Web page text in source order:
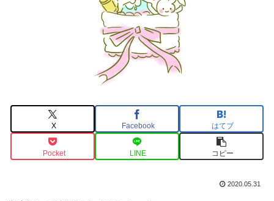
X Facebook はてブ
Pocket LINE コピー
2020.05.31